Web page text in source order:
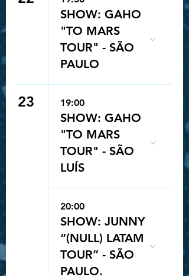
SHOW: GAHO
"TO MARS
TOUR" - SÃO
PAULO
23 19:00
SHOW: GAHO
"TO MARS
TOUR" - SÃO
LUÍS
20:00
SHOW: JUNNY
“(NULL) LATAM
TOUR” - SÃO
PAULO.
Queue-Fair